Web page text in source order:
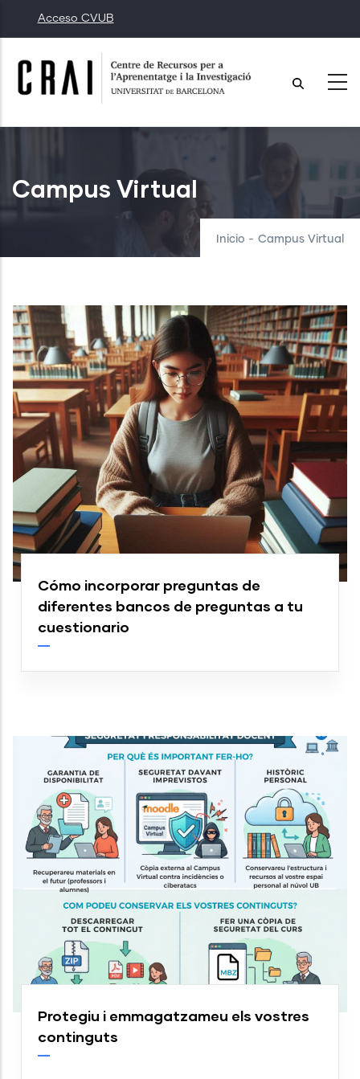
al
contenido
principal
Acceso CVUB
Campus Virtual
Inicio - Campus Virtual
Cómo incorporar preguntas de
diferentes bancos de preguntas a tu
cuestionario
Protegiu i emmagatzameu els vostres
continguts